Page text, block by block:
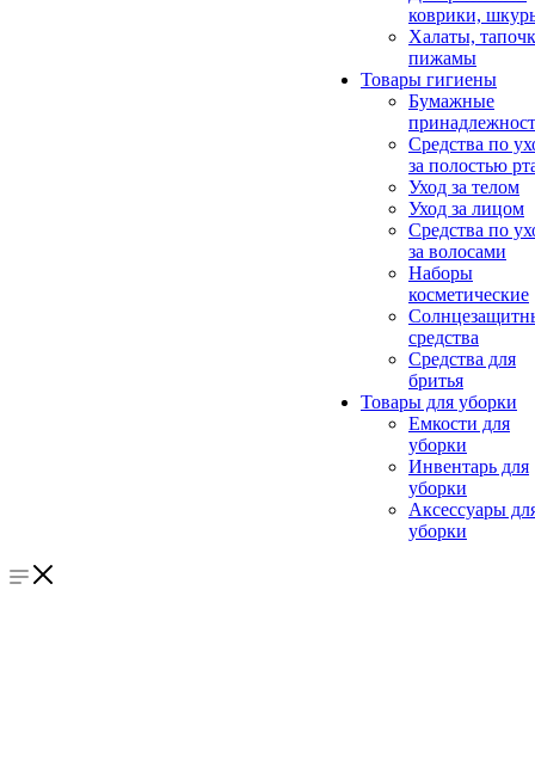
коврики,
Халаты,
пижамы
Товары гигиены
Бумажные
Средства по
за полостью
Уход за телом
Уход за лицом
Средства по
за волосами
Наборы
косметические
средства
Средства для
бритья
Товары для уборки
Емкости для
уборки
Инвентарь для
уборки
Аксессуары
уборки